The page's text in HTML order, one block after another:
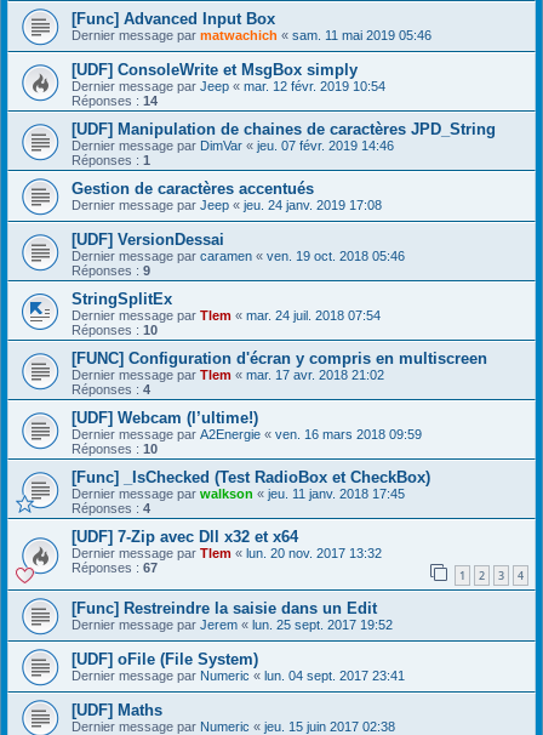
[Func] Advanced Input Box
Dernier message par matwachich « sam. 11 mai 2019 05:46
[UDF] ConsoleWrite et MsgBox simply
Dernier message par Jeep « mar. 12 févr. 2019 10:54
Réponses : 14
[UDF] Manipulation de chaines de caractères JPD_String
Dernier message par DimVar « jeu. 07 févr. 2019 14:46
Réponses : 1
Gestion de caractères accentués
Dernier message par Jeep « jeu. 24 janv. 2019 17:08
[UDF] VersionDessai
Dernier message par caramen « ven. 19 oct. 2018 05:46
Réponses : 9
StringSplitEx
Dernier message par Tlem « mar. 24 juil. 2018 07:54
Réponses : 10
[FUNC] Configuration d'écran y compris en multiscreen
Dernier message par Tlem « mar. 17 avr. 2018 21:02
Réponses : 4
[UDF] Webcam (l’ultime!)
Dernier message par A2Energie « ven. 16 mars 2018 09:59
Réponses : 10
[Func] _IsChecked (Test RadioBox et CheckBox)
Dernier message par walkson « jeu. 11 janv. 2018 17:45
Réponses : 4
[UDF] 7-Zip avec Dll x32 et x64
Dernier message par Tlem « lun. 20 nov. 2017 13:32
Réponses : 67 1 2 3 4
[Func] Restreindre la saisie dans un Edit
Dernier message par Jerem « lun. 25 sept. 2017 19:52
[UDF] oFile (File System)
Dernier message par Numeric « lun. 04 sept. 2017 23:41
[UDF] Maths
Dernier message par Numeric « jeu. 15 juin 2017 02:38